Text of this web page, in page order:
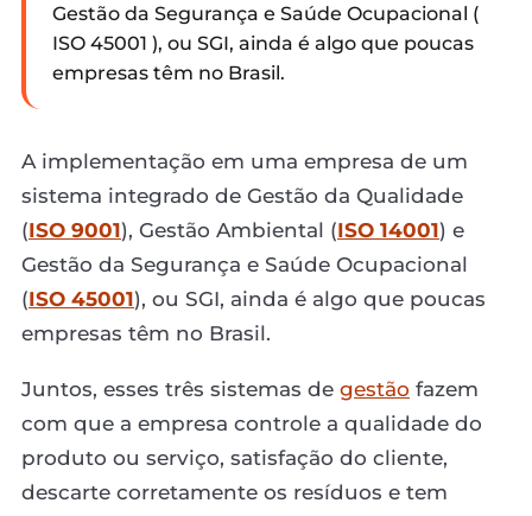
Gestão da Segurança e Saúde Ocupacional (
ISO 45001 ), ou SGI, ainda é algo que poucas
empresas têm no Brasil.
A implementação em uma empresa de um
sistema integrado de Gestão da Qualidade
(ISO 9001), Gestão Ambiental (ISO 14001) e
Gestão da Segurança e Saúde Ocupacional
(ISO 45001), ou SGI, ainda é algo que poucas
empresas têm no Brasil.
Juntos, esses três sistemas de gestão fazem
com que a empresa controle a qualidade do
produto ou serviço, satisfação do cliente,
descarte corretamente os resíduos e tem